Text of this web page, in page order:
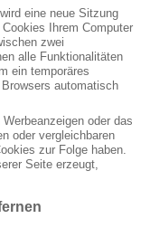
eine neue Sitzung
Ihrem Computer
zwei
alle Funktionalitäten
ein temporäres
automatisch
oder das
oder vergleichbaren
zur Folge haben.
Seite erzeugt,